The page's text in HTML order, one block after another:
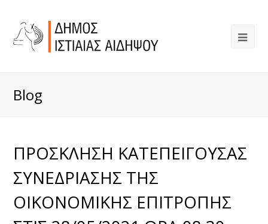
Blog
ΠΡΟΣΚΛΗΣΗ ΚΑΤΕΠΕΙΓΟΥΣΑΣ
ΣΥΝΕΔΡΙΑΣΗΣ ΤΗΣ
ΟΙΚΟΝΟΜΙΚΗΣ ΕΠΙΤΡΟΠΗΣ